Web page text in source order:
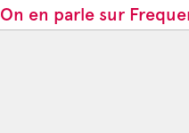
On en parle sur